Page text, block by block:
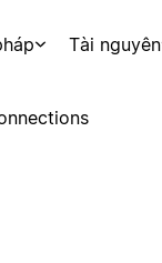
Tài nguyên